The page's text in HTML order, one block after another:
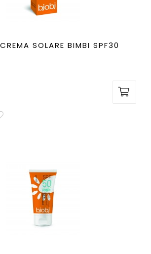
SOLARE BIMBI SPF30
19 Pezzi